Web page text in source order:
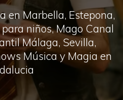
en Marbella, Estepona,
niños, Mago Canal
Málaga, Sevilla,
Música y Magia en